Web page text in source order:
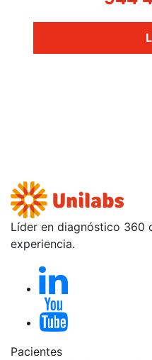
Líder en diagnóstico 360
experiencia.
Pacientes